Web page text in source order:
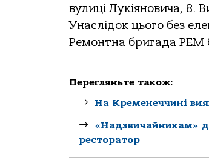
вулиці Лукіяновича, 8.
Унаслідок цього без
Ремонтна бригада РЕМ
Перегляньте також:
На Кременеччині
«Надзвичайникам»
ресторатор